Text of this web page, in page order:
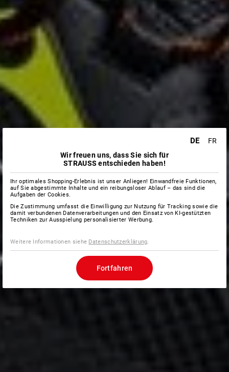
DE
FR
Wir freuen uns, dass Sie sich für
STRAUSS entschieden haben!
Ihr optimales Shopping-Erlebnis ist unser Anliegen! Einwandfreie Funktionen,
auf Sie abgestimmte Inhalte und ein reibungsloser Ablauf – das sind die
Aufgaben der Cookies.
Die Zustimmung umfasst die Einwilligung zur Nutzung für Tracking sowie die
damit verbundenen Datenverarbeitungen und den Einsatz von KI-gestützten
Techniken zur Ausspielung personalisierter Werbung.
Weitere Informationen siehe Datenschutzerklärung.
Fortfahren